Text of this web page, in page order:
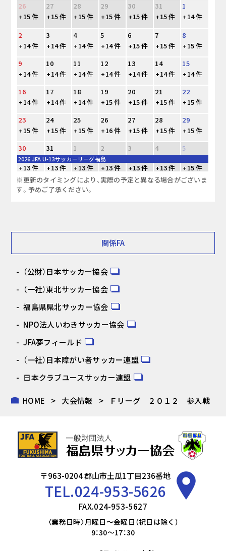
26
27 28 29 30 31
1
+15 件
+15 件 +15 件 +15 件 +15 件 +15 件
+14 件
2
3 4 5 6 7
8
+14 件
+14 件 +14 件 +14 件 +15 件 +15 件
+15 件
9
10 11 12 13 14
15
+14 件
+14 件 +14 件 +14 件 +14 件 +14 件
+14 件
16
17 18 19 20 21
22
+14 件
+14 件 +14 件 +15 件 +15 件 +15 件
+15 件
23
24 25 26 27 28
29
+15 件
+15 件 +15 件 +16 件 +15 件 +15 件
+15 件
30
31 1 2 3 4 5
2026 JFA U-13サッカーリーグ福島
+13 件 +13 件 +13 件 +13 件 +13 件 +13 件
+15 件
※更新のタイミングにより、実際の予定と異なる場合がございま
す。予めご了承ください。
関係FA
（公財）日本サッカー協会
（一社）東北サッカー協会
福島県県北サッカー協会
NPO法人いわきサッカー協会
JFA夢フィールド
（一社）日本障がい者サッカー連盟
日本クラブユースサッカー連盟
HOME 大会情報 Ｆリーグ ２０１２ 参入戦
〒963-0204 郡山市土瓜1丁目236番地
TEL.024-953-5626
FAX.024-953-5627
〈業務日時〉月曜日～金曜日（祝日は除く）
9：30～17：30